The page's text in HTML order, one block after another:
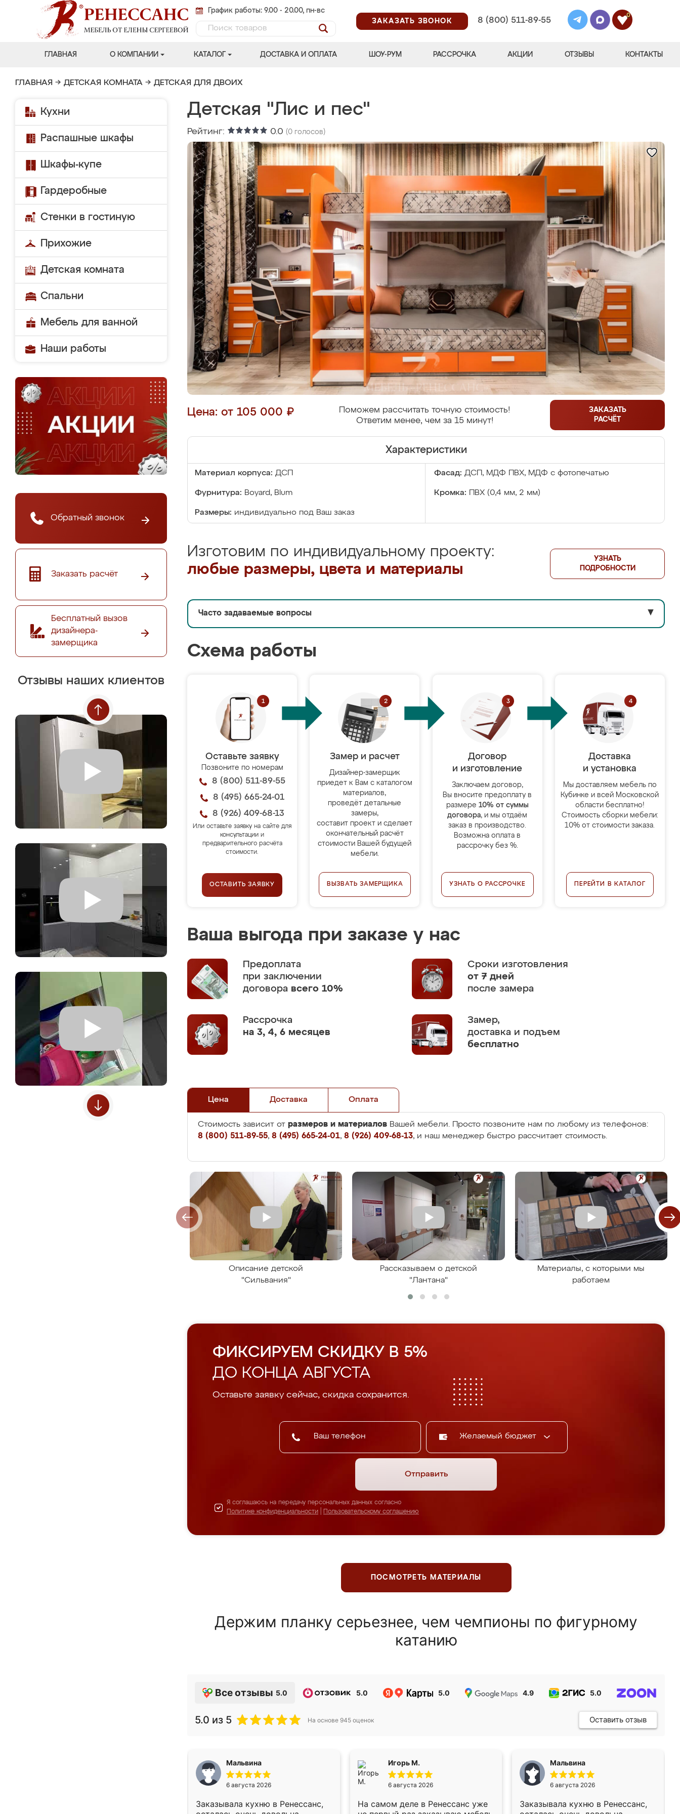
График работы: 9.00 - 20.00, пн-вс
ЗАКАЗАТЬ ЗВОНОК
8 (800) 511-89-55
0
ГЛАВНАЯ О КОМПАНИИ КАТАЛОГ ДОСТАВКА И ОПЛАТА ШОУ-РУМ РАССРОЧКА АКЦИИ ОТЗЫВЫ КОНТАКТЫ
ГЛАВНАЯ → ДЕТСКАЯ КОМНАТА → ДЕТСКАЯ ДЛЯ ДВОИХ
Кухни
Распашные шкафы
Шкафы-купе
Гардеробные
Стенки в гостиную
Прихожие
Детская комната
Спальни
Мебель для ванной
Наши работы
Обратный звонок
Заказать расчёт
Бесплатный вызов
дизайнера-
замерщика
Отзывы наших клиентов
Детская "Лис и пес"
Рейтинг: 0.0 (0 голосов)
Цена: от 105 000 ₽
Поможем рассчитать точную стоимость!
Ответим менее, чем за 15 минут!
ЗАКАЗАТЬ
РАСЧЁТ
Характеристики
Материал корпуса: ДСП Фасад: ДСП, МДФ ПВХ, МДФ с фотопечатью
Фурнитура: Boyard, Blum Кромка: ПВХ (0,4 мм, 2 мм)
Размеры: индивидуально под Ваш заказ
Изготовим по индивидуальному проекту:
любые размеры, цвета и материалы
УЗНАТЬ
ПОДРОБНОСТИ
Часто задаваемые вопросы ▼
Схема работы
Оставьте заявку
Позвоните по номерам
8 (800) 511-89-55
8 (495) 665-24-01
8 (926) 409-68-13
Или оставьте заявку на сайте для
консультации и
предварительного расчёта
стоимости.
ОСТАВИТЬ ЗАЯВКУ
Замер и расчет
Дизайнер-замерщик
приедет к Вам с каталогом
материалов,
проведёт детальные
замеры,
составит проект и сделает
окончательный расчёт
стоимости Вашей будущей
мебели.
ВЫЗВАТЬ ЗАМЕРЩИКА
Договор
и изготовление
Заключаем договор,
Вы вносите предоплату в
размере 10% от суммы
договора, и мы отдаём
заказ в производство.
Возможна оплата в
рассрочку без %.
УЗНАТЬ О РАССРОЧКЕ
Доставка
и установка
Мы доставляем мебель по
Кубинке и всей Московской
области бесплатно!
Стоимость сборки мебели:
10% от стоимости заказа.
ПЕРЕЙТИ В КАТАЛОГ
Ваша выгода при заказе у нас
Предоплата
при заключении
договора всего 10%
Сроки изготовления
от 7 дней
после замера
Рассрочка
на 3, 4, 6 месяцев
Замер,
доставка и подъем
бесплатно
Цена Доставка Оплата
Стоимость зависит от размеров и материалов Вашей мебели. Просто позвоните нам по любому из телефонов:
8 (800) 511-89-55, 8 (495) 665-24-01, 8 (926) 409-68-13, и наш менеджер быстро рассчитает стоимость.
Описание детской
"Сильвания"
Рассказываем о детской
"Лантана"
Материалы, с которыми мы
работаем
ФИКСИРУЕМ СКИДКУ В 5%
ДО КОНЦА АВГУСТА
Оставьте заявку сейчас, скидка сохранится.
Желаемый бюджет
Отправить
Я соглашаюсь на передачу персональных данных согласно
Политике конфиденциальности
Пользовательскому соглашению
ПОСМОТРЕТЬ МАТЕРИАЛЫ
Держим планку серьезнее, чем чемпионы по фигурному
катанию
Все отзывы 5.0 5.0 5.0 4.9 5.0
5.0 из 5 На основе 945 оценок Оставить отзыв
Мальвина
6 августа 2026
Заказывала кухню в Ренессанс,
Игорь М.
6 августа 2026
На самом деле в Ренессанс уже
Мальвина
6 августа 2026
Заказывала кухню в Ренессанс,